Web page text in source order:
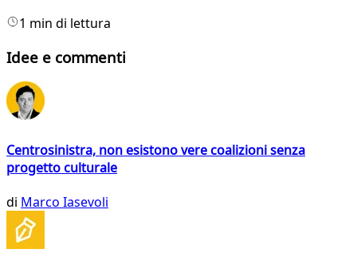
1 min di lettura
Idee e commenti
Centrosinistra, non esistono vere coalizioni senza
progetto culturale
di Marco Iasevoli